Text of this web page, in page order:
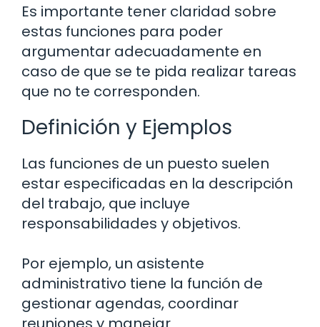
Es importante tener claridad sobre
estas funciones para poder
argumentar adecuadamente en
caso de que se te pida realizar tareas
que no te corresponden.
Definición y Ejemplos
Las funciones de un puesto suelen
estar especificadas en la descripción
del trabajo, que incluye
responsabilidades y objetivos.
Por ejemplo, un asistente
administrativo tiene la función de
gestionar agendas, coordinar